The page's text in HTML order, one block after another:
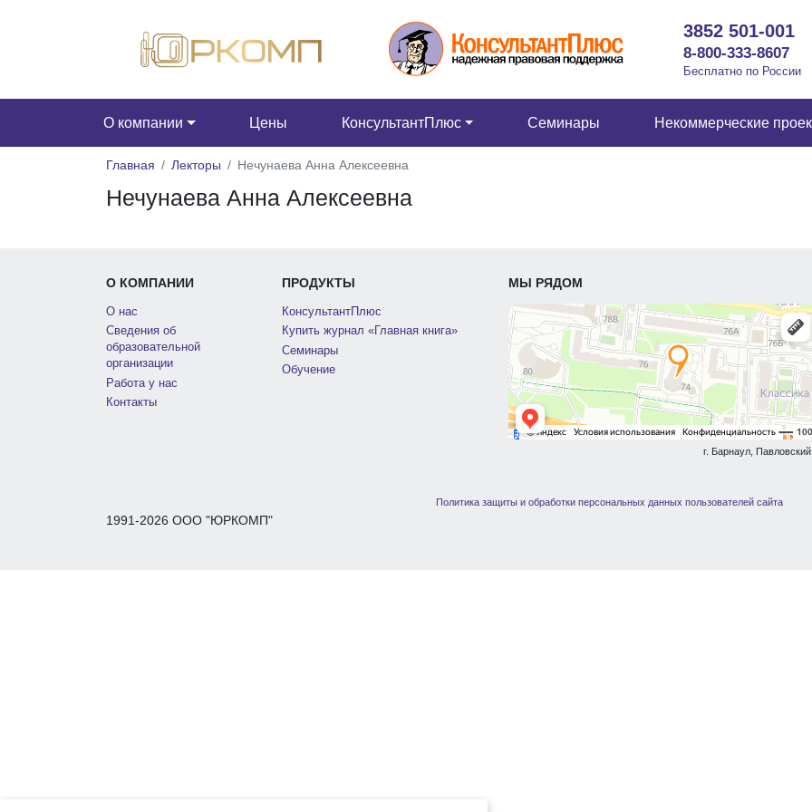
3852 501-001
8-800-333-8607
Бесплатно по России
О компании Цены КонсультантПлюс Семинары Некоммерческие
Главная Лекторы Нечунаева Анна Алексеевна
Нечунаева Анна Алексеевна
О КОМПАНИИ
О нас
Сведения об
образовательной
организации
Работа у нас
Контакты
ПРОДУКТЫ
КонсультантПлюс
Купить журнал «Главная книга»
Семинары
Обучение
МЫ РЯДОМ
г. Барнаул, Павловский
Политика защиты и обработки персональных данных пользователей сайта
1991-2026 ООО "ЮРКОМП"